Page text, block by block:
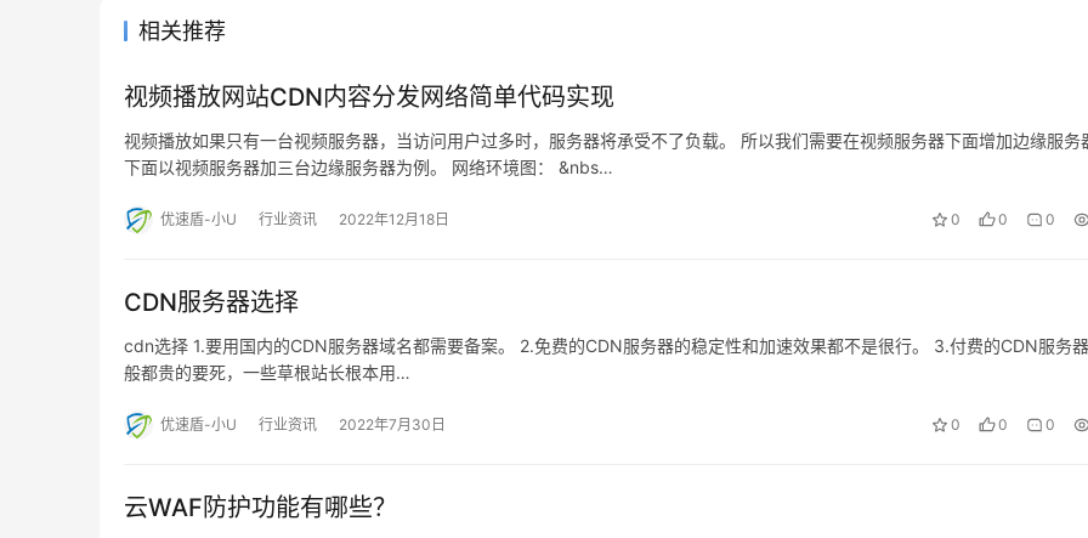
相关推荐
视频播放网站CDN内容分发网络简单代码实现
视频播放如果只有一台视频服务器，当访问用户过多时，服务器将承受不了负载。 所以我们需要在视频服务器下面增加边缘服务
下面以视频服务器加三台边缘服务器为例。 网络环境图： &nbs…
优速盾-小U 行业资讯 2022年12月18日 0 0 0
CDN服务器选择
cdn选择 1.要用国内的CDN服务器域名都需要备案。 2.免费的CDN服务器的稳定性和加速效果都不是很行。 3.付费的CDN服务
般都贵的要死，一些草根站长根本用…
优速盾-小U 行业资讯 2022年7月30日 0 0 0
云WAF防护功能有哪些？